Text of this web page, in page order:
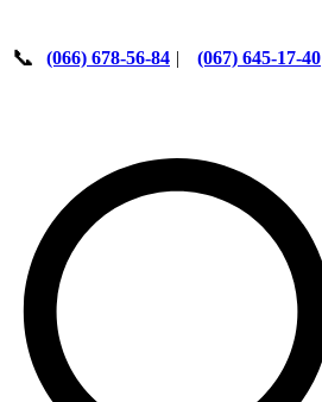
📞 (066) 678-56-84 | (067) 645-17-40